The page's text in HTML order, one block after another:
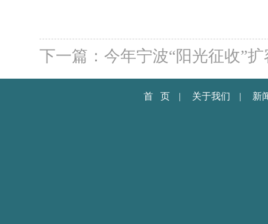
下一篇：今年宁波“阳光征收”
首 页 | 关于我们 | 新